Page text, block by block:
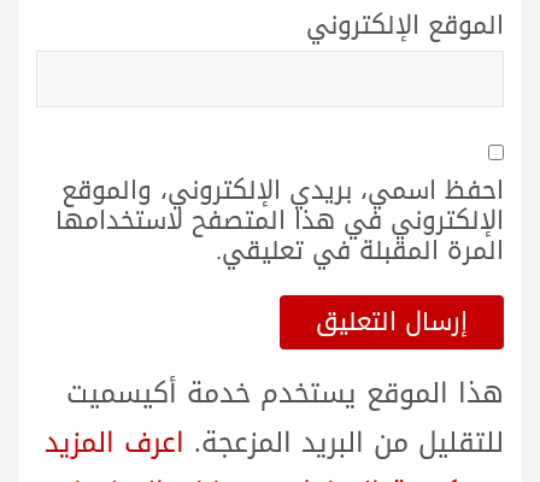
الموقع الإلكتروني
احفظ اسمي، بريدي الإلكتروني، والموقع
الإلكتروني في هذا المتصفح لاستخدامها
المرة المقبلة في تعليقي.
هذا الموقع يستخدم خدمة أكيسميت
للتقليل من البريد المزعجة. اعرف المزيد